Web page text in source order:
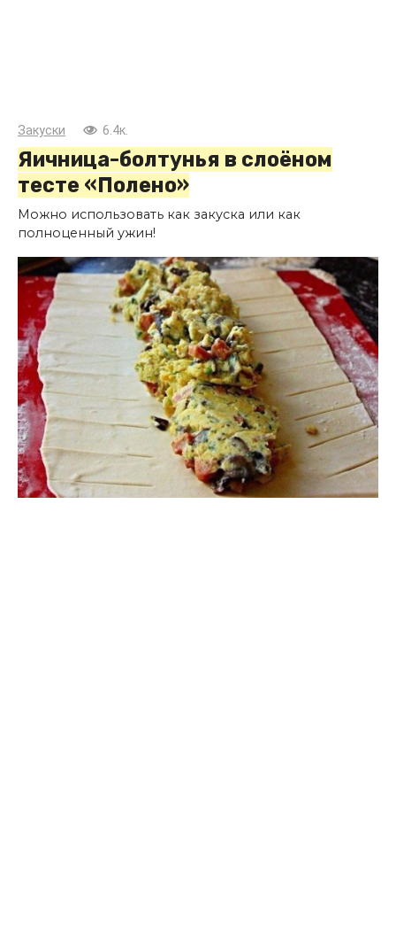
Закуски 6.4к.
Яичница-болтунья в слоёном
тесте «Полено»
Можно использовать как закуска или как
полноценный ужин!